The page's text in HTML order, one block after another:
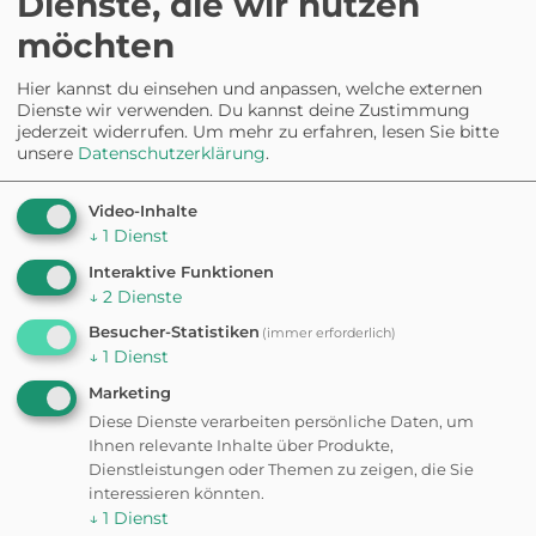
Aktivitäten und
Spiele
Einige Hunde lieben es zu schwimmen,
während andere sich mehr für Spiele wie
Fetch oder Frisbee interessieren. Du kennst
deinen Hund am besten, also wähle
Aktivitäten aus, die ihm Freude bereiten.
Beachte dabei immer die Sicherheit und
den Komfort anderer Menschen und Tiere
in der Nähe.
möchten
Hier kannst du einsehen und anpassen, welche externen
Dienste wir verwenden. Du kannst deine Zustimmung
jederzeit widerrufen. Um mehr zu erfahren, lesen Sie bitte
unsere Datenschutzerklärung.
Video-Inhalte
↓ 1 Dienst
Interaktive Funktionen
↓ 2 Dienste
Besucher-Statistiken (immer erforderlich)
↓ 1 Dienst
Marketing
Diese Dienste verarbeiten persönliche Daten, um
Ihnen relevante Inhalte über Produkte,
Dienstleistungen oder Themen zu zeigen, die Sie
interessieren könnten.
↓ 1 Dienst